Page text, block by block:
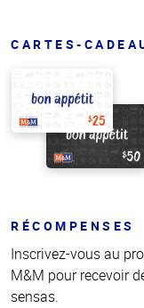
CARTES-
RÉCOMPENSES
Inscrivez-vous au
M&M pour recevoir
sensas.